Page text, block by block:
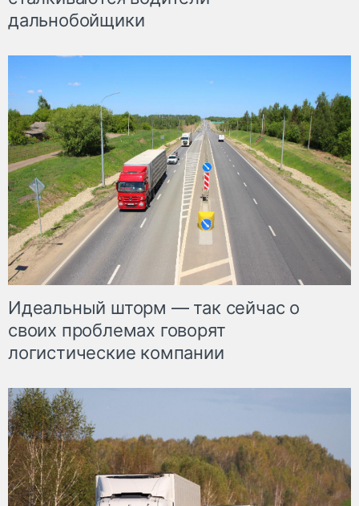
дальнобойщики
Идеальный шторм — так сейчас о
своих проблемах говорят
логистические компании